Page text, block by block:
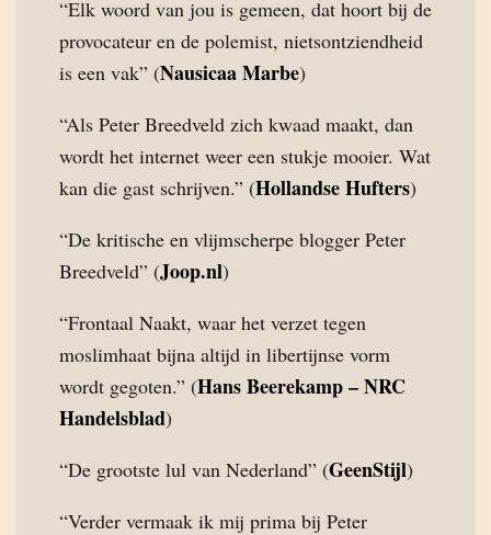
“Elk woord van jou is gemeen, dat hoort bij de
provocateur en de polemist, nietsontziendheid
is een vak” (Nausicaa Marbe)
“Als Peter Breedveld zich kwaad maakt, dan
wordt het internet weer een stukje mooier. Wat
kan die gast schrijven.” (Hollandse Hufters)
“De kritische en vlijmscherpe blogger Peter
Breedveld” (Joop.nl)
“Frontaal Naakt, waar het verzet tegen
moslimhaat bijna altijd in libertijnse vorm
wordt gegoten.” (Hans Beerekamp – NRC
Handelsblad)
“De grootste lul van Nederland” (GeenStijl)
“Verder vermaak ik mij prima bij Peter